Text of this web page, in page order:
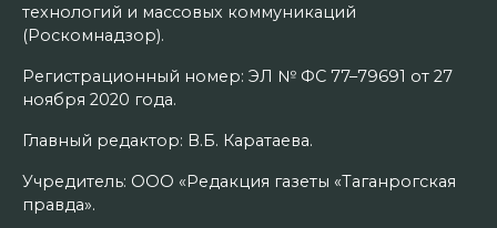
технологий и массовых коммуникаций
(Роскомнадзор).
Регистрационный номер: ЭЛ № ФС 77–79691 от 27
ноября 2020 года.
Главный редактор: В.Б. Каратаева.
Учредитель: ООО «Редакция газеты «Таганрогская
правда».